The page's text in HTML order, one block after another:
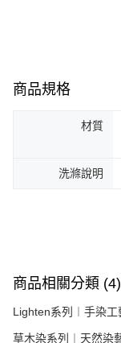
商品規格
材質
洗滌說明
商品相關分類 (4)
Lighten系列︱手染工
草木染系列︱天然染